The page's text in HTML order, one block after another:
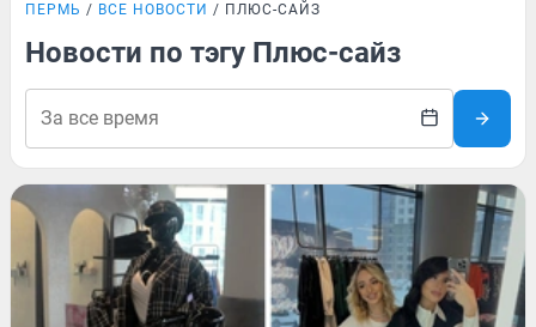
ПЕРМЬ ВСЕ НОВОСТИ ПЛЮС-САЙЗ
Новости по тэгу Плюс-сайз